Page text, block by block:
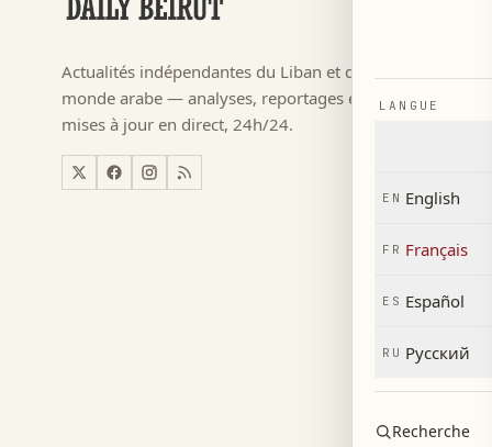
Actualités indépendantes du Liban et du
monde arabe — analyses, reportages et
mises à jour en direct, 24h/24.
٢٠٢٦
→ Actualités
Monde
LANGUE
EN English
FR Français
ES Español
RU Русский
Recherche